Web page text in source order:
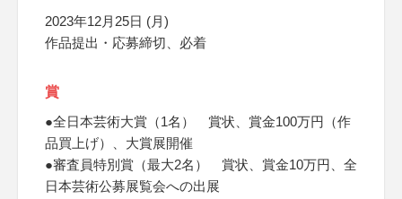
2023年12月25日 (月)
作品提出・応募締切、必着
賞
●全日本芸術大賞（1名） 賞状、賞金100万円（作
品買上げ）、大賞展開催
●審査員特別賞（最大2名） 賞状、賞金10万円、全
日本芸術公募展覧会への出展